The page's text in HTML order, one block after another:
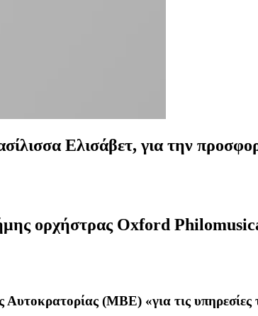
Ελισάβετ, για την
ορχήστρας Oxford
(ΜBE) «για τις υπηρεσίες